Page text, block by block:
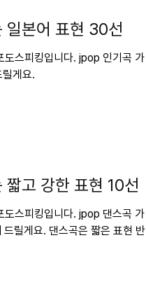
일본어 표현 30선
도스피킹입니다. jpop 인기곡 가
게요.
고 강한 표현 10선
도스피킹입니다. jpop 댄스곡 가
릴게요. 댄스곡은 짧은 표현 반